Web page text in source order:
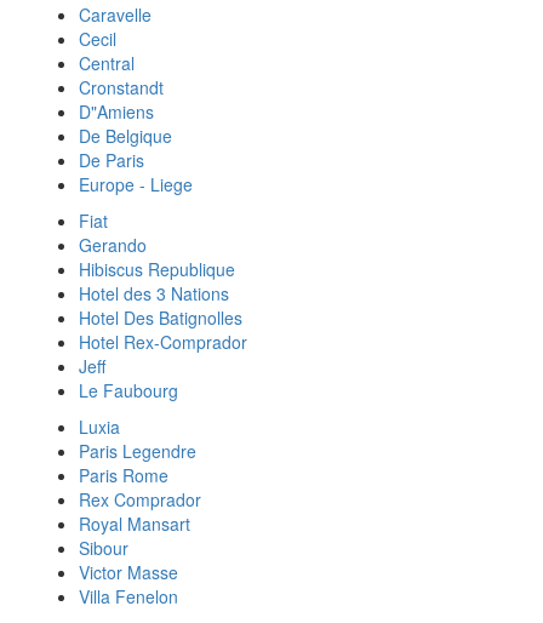
Caravelle
Cecil
Central
Cronstandt
D"Amiens
De Belgique
De Paris
Europe - Liege
Fiat
Gerando
Hibiscus Republique
Hotel des 3 Nations
Hotel Des Batignolles
Hotel Rex-Comprador
Jeff
Le Faubourg
Luxia
Paris Legendre
Paris Rome
Rex Comprador
Royal Mansart
Sibour
Victor Masse
Villa Fenelon